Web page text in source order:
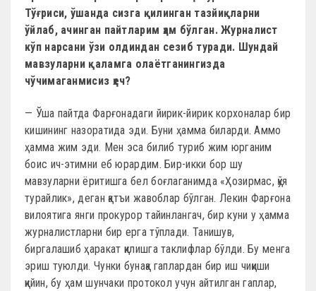
Тўғриси, ўшанда сизга қилинган тазйиқларни
ўйлаб, ачинган пайтларим ҳам бўлган. Журналист
кўп нарсани ўзи олдиндан сезиб туради. Шундай
мавзуларни қаламга олаётганингизда
чўчимаганмисиз ҳеч?
— Ўша пайтда Фарғонадаги йирик-йирик корхоналар бир
кишининг назоратида эди. Буни ҳамма биларди. Аммо
ҳамма жим эди. Мен эса билиб туриб жим юрганим
боис ич-этимни еб юрардим. Бир-икки бор шу
мавзуларни ёритишга бел боғлаганимда «Ҳозирмас, қўя
турайлик», деган қатъи жавоблар бўлган. Лекин Фарғона
вилоятига янги прокурор тайинлангач, бир куни у ҳамма
журналистларни бир ерга тўплади. Танишув,
биргалашиб ҳаракат қилишга таклифлар бўлди. Бу менга
эриш туюлди. Чунки бунақа гаплардан бир иш чиқиши
қийин, бу ҳам шунчаки протокол учун айтилган гаплар,